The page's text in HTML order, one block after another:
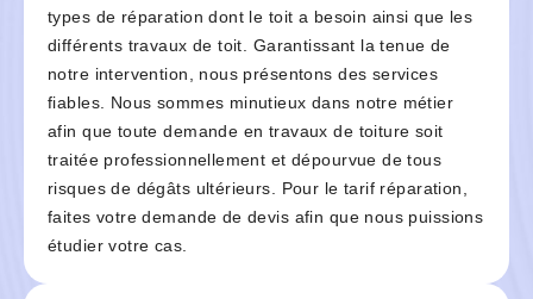
types de réparation dont le toit a besoin ainsi que les
différents travaux de toit. Garantissant la tenue de
notre intervention, nous présentons des services
fiables. Nous sommes minutieux dans notre métier
afin que toute demande en travaux de toiture soit
traitée professionnellement et dépourvue de tous
risques de dégâts ultérieurs. Pour le tarif réparation,
faites votre demande de devis afin que nous puissions
étudier votre cas.